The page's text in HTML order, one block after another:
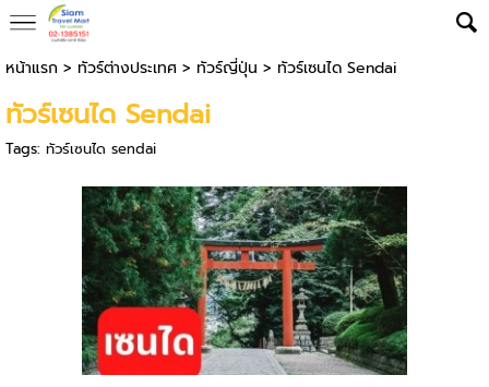
หน้าแรก > ทัวร์ต่างประเทศ> ทัวร์ญี่ปุ่น > ทัวร์เซนได Sendai
ทัวร์เซนได Sendai
Tags: ทัวร์เซนได sendai